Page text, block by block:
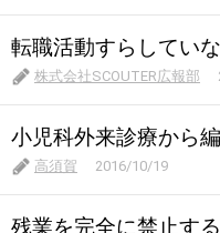
転職活動すらしてい
株式会社SCOUTER広報部
小児科外来診療から
高須賀 2016/10/19
残業を完全に禁止す